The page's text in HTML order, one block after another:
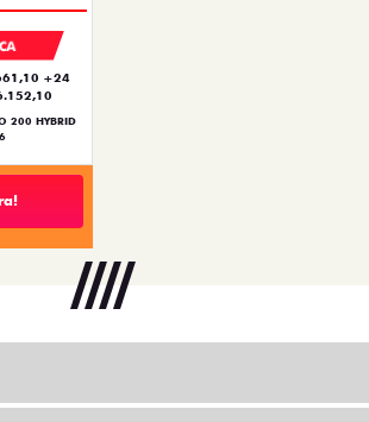
+24
200 HYBRID